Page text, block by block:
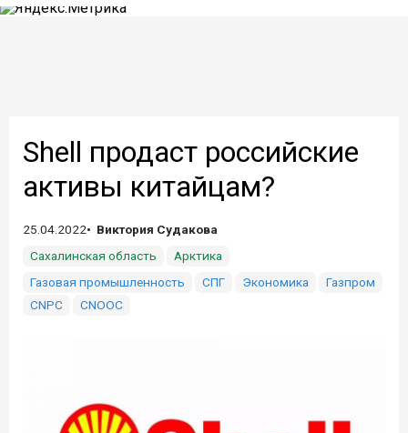
Shell продаст российские
активы китайцам?
25.04.2022
Виктория Судакова
Сахалинская область
Арктика
Газовая промышленность
СПГ Экономика
Газпром
CNPC
CNOOC